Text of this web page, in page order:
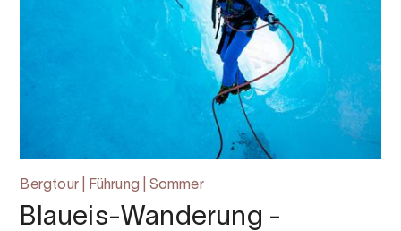
Bergtour | Führung | Sommer
Blaueis-Wanderung -